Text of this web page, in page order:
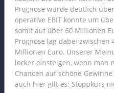
Prognose wurde deutlich
operative EBIT konnte um
somit auf über 60 Millionen
Prognose lag dabei
Millionen Euro. Unserer
locker einsteigen, wenn man
Chancen auf schöne
auch hier gilt es: Stoppkurs